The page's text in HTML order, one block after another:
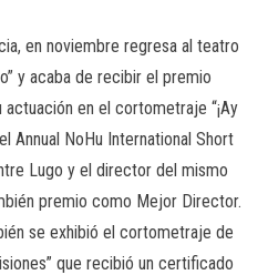
en noviembre regresa al teatro
y acaba de recibir el premio
en el cortometraje “¡Ay
Annual NoHu International Short
Lugo y el director del mismo
premio como Mejor Director.
se exhibió el cortometraje de
que recibió un certificado